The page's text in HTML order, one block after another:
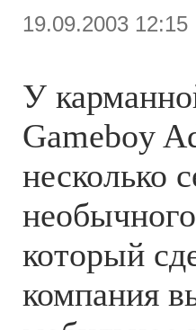
19.09.2003 12:15
У
Gameboy
несколько
который
компания